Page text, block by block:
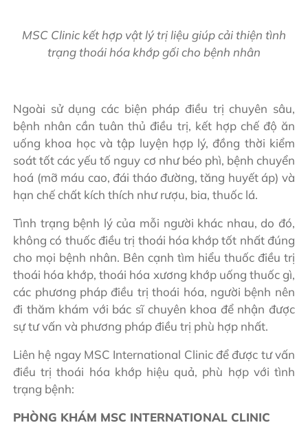
MSC Clinic kết hợp vật lý trị liệu giúp cải thiện tình
trạng thoái hóa khớp gối cho bệnh nhân
Ngoài sử dụng các biện pháp điều trị chuyên sâu,
bệnh nhân cần tuân thủ điều trị, kết hợp chế độ ăn
uống khoa học và tập luyện hợp lý, đồng thời kiểm
soát tốt các yếu tố nguy cơ như béo phì, bệnh chuyển
hoá (mỡ máu cao, đái tháo đường, tăng huyết áp) và
hạn chế chất kích thích như rượu, bia, thuốc lá.
Tình trạng bệnh lý của mỗi người khác nhau, do đó,
không có thuốc điều trị thoái hóa khớp tốt nhất đúng
cho mọi bệnh nhân. Bên cạnh tìm hiểu thuốc điều trị
thoái hóa khớp, thoái hóa xương khớp uống thuốc gì,
các phương pháp điều trị thoái hóa, người bệnh nên
đi thăm khám với bác sĩ chuyên khoa để nhận được
sự tư vấn và phương pháp điều trị phù hợp nhất.
Liên hệ ngay MSC International Clinic để được tư vấn
điều trị thoái hóa khớp hiệu quả, phù hợp với tình
trạng bệnh:
PHÒNG KHÁM MSC INTERNATIONAL CLINIC